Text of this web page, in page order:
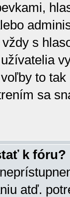
s
to
sa
k fóru?
atď.